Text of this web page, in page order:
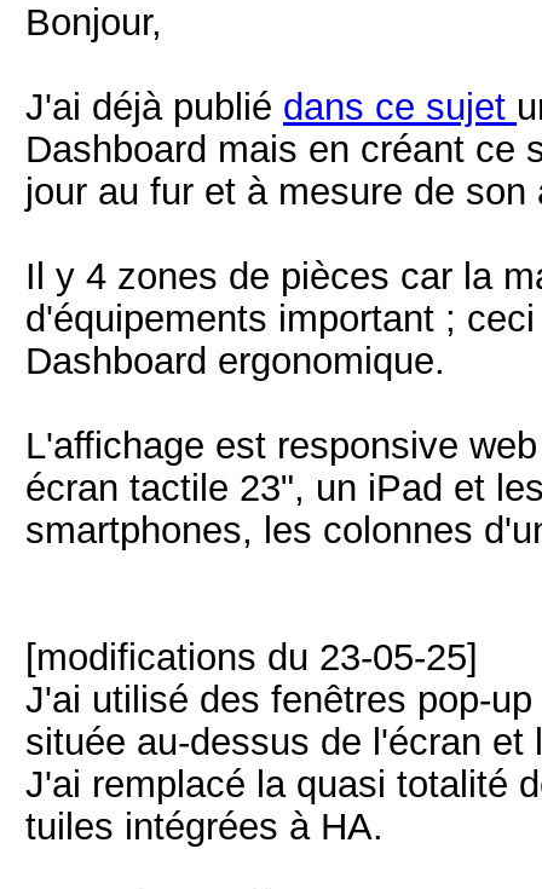
Bonjour,
J'ai déjà publié dans ce sujet
Dashboard mais en créant ce
jour au fur et à mesure de son
Il y 4 zones de pièces car la
d'équipements important ;
Dashboard ergonomique.
L'affichage est responsive
écran tactile 23", un iPad et
smartphones, les colonnes
[modifications du 23-05-25]
J'ai utilisé des fenêtres pop-
située au-dessus de l'écran et
J'ai remplacé la quasi totalité
tuiles intégrées à HA.